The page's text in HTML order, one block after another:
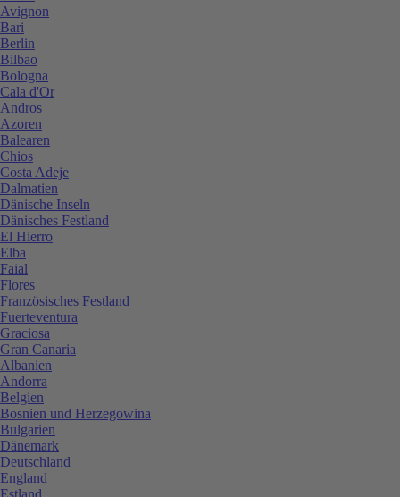
Avignon
Bari
Berlin
Bilbao
Bologna
Cala d'Or
Andros
Azoren
Balearen
Chios
Costa Adeje
Dalmatien
Dänische Inseln
Dänisches Festland
El Hierro
Elba
Faial
Flores
Französisches Festland
Fuerteventura
Graciosa
Gran Canaria
Albanien
Andorra
Belgien
Bosnien und Herzegowina
Bulgarien
Dänemark
Deutschland
England
Estland